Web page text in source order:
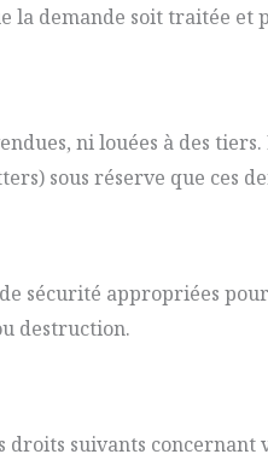
la demande soit traitée et
ni louées à des
sous réserve que ces
sécurité appropriées
destruction.
droits suivants concernant